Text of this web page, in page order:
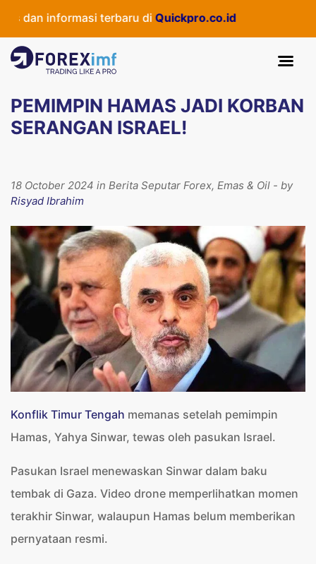
informasi terbaru diQuickpro.co.id
PEMIMPIN HAMAS JADI KORBAN
SERANGAN ISRAEL!
18 October 2024 in Berita Seputar Forex, Emas & Oil - by
Risyad Ibrahim
Konflik Timur Tengah memanas setelah pemimpin
Hamas, Yahya Sinwar, tewas oleh pasukan Israel.
Pasukan Israel menewaskan Sinwar dalam baku
tembak di Gaza. Video drone memperlihatkan momen
terakhir Sinwar, walaupun Hamas belum memberikan
pernyataan resmi.